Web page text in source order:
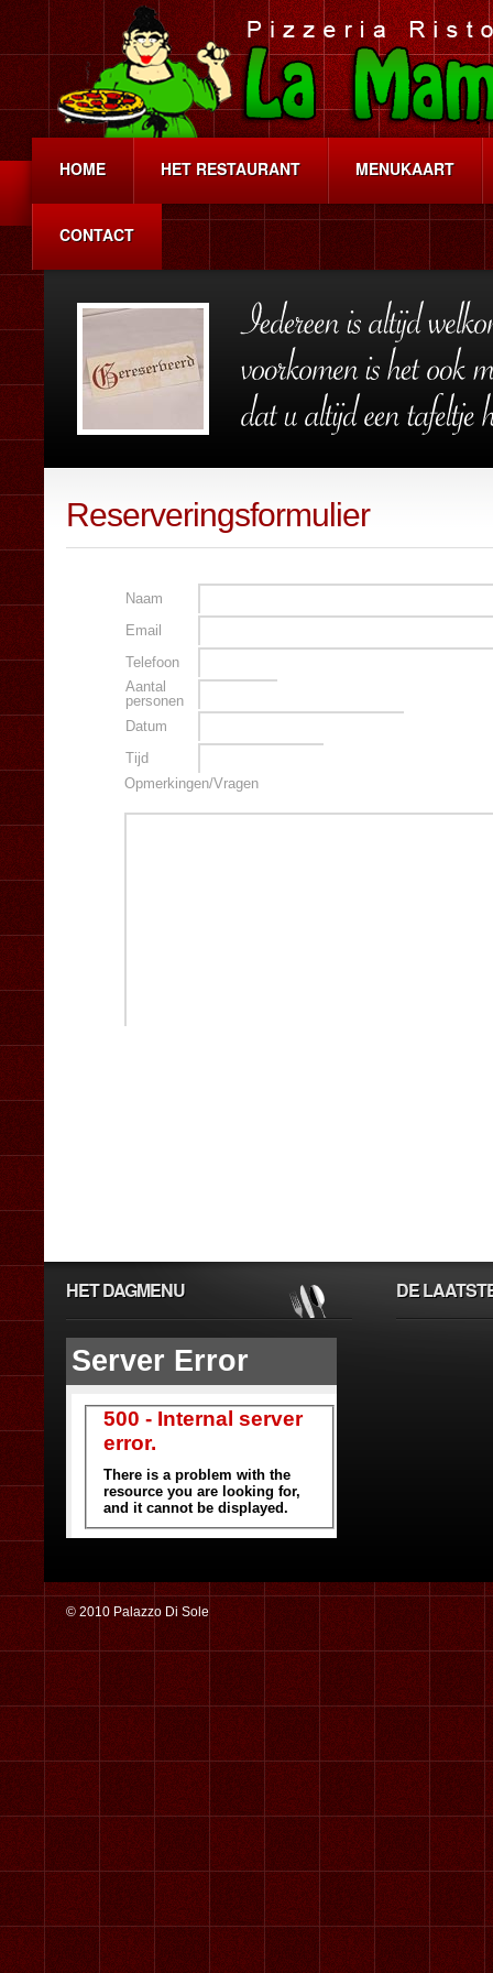
HOME HET RESTAURANT MENUKAART
CONTACT
Reserveringsformulier
HET DAGMENU DE
© 2010 Palazzo Di Sole